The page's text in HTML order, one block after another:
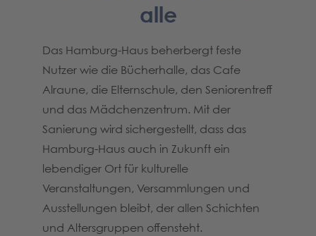
alle
Das Hamburg-Haus beherbergt feste
Nutzer wie die Bücherhalle, das Cafe
Alraune, die Elternschule, den Seniorentreff
und das Mädchenzentrum. Mit der
Sanierung wird sichergestellt, dass das
Hamburg-Haus auch in Zukunft ein
lebendiger Ort für kulturelle
Veranstaltungen, Versammlungen und
Ausstellungen bleibt, der allen Schichten
und Altersgruppen offensteht.